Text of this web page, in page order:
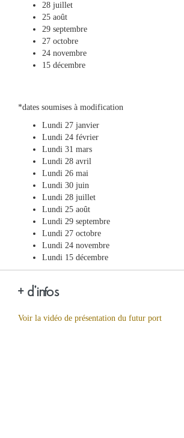
Billetterie
Infos
Travaux/Voirie
28 juillet
25 août
29 septembre
27 octobre
24 novembre
15 décembre
*dates soumises à modification
Lundi 27 janvier
Lundi 24 février
Lundi 31 mars
Lundi 28 avril
Lundi 26 mai
Lundi 30 juin
Lundi 28 juillet
Lundi 25 août
Lundi 29 septembre
Lundi 27 octobre
Lundi 24 novembre
Lundi 15 décembre
+ d'infos
Voir la vidéo de présentation du futur port